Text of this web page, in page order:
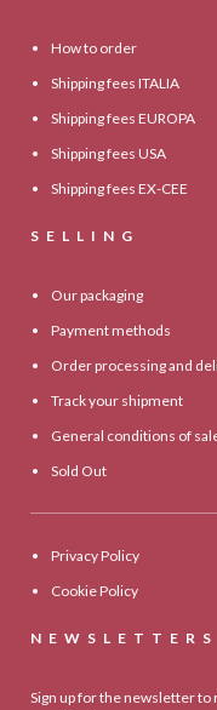
How to order
Shipping fees ITALIA
Shipping fees EUROPA
Shipping fees USA
Shipping fees EX-CEE
SELLING
Our packaging
Payment methods
Order processing and
Track your shipment
General conditions of
Sold Out
Privacy Policy
Cookie Policy
NEWSLETTERS
Sign up for the newsletter